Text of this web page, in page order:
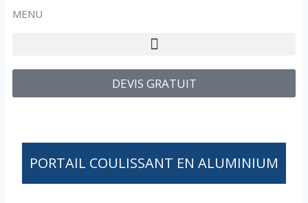
MENU
DEVIS GRATUIT
PORTAIL COULISSANT EN ALUMINIUM